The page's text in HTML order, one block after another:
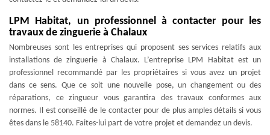
LPM Habitat, un professionnel à contacter pour les
travaux de zinguerie à Chalaux
Nombreuses sont les entreprises qui proposent ses services relatifs aux
installations de zinguerie à Chalaux. L’entreprise LPM Habitat est un
professionnel recommandé par les propriétaires si vous avez un projet
dans ce sens. Que ce soit une nouvelle pose, un changement ou des
réparations, ce zingueur vous garantira des travaux conformes aux
normes. Il est conseillé de le contacter pour de plus amples détails si vous
êtes dans le 58140. Faites-lui part de votre projet et demandez un devis.